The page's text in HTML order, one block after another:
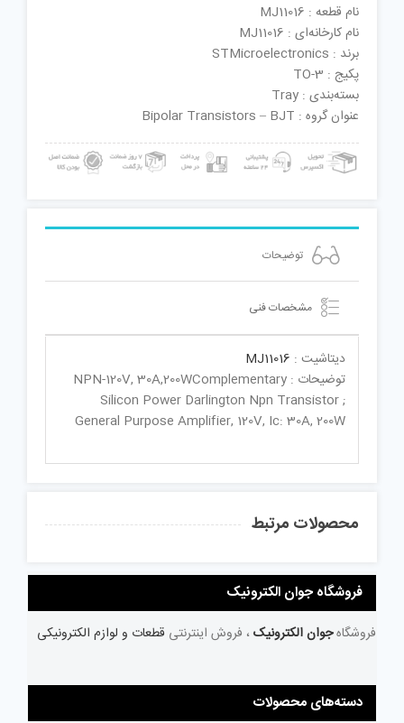
نام قطعه : MJ11016
نام کارخانه‌ای : MJ11016
برند : STMicroelectronics
پکیج : TO-3
بسته‌بندی : Tray
عنوان گروه : Bipolar Transistors – BJT
توضیحات
مشخصات فنی
دیتاشیت : MJ11016
توضیحات : NPN-120V, 30A,200WComplementary
Silicon Power Darlington Npn Transistor ;
General Purpose Amplifier, 120V, Ic: 30A, 200W
محصولات مرتبط
فروشگاه جوان الکترونیک
فروشگاهجوان الکترونیک ، فروش اینترنتی قطعات و لوازم الکترونیکی
دسته‌های محصولات